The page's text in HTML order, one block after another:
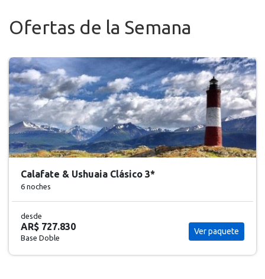
Ofertas de la Semana
Calafate & Ushuaia Clásico 3*
6 noches
desde
AR$ 727.830
Base Doble
Ver paquete